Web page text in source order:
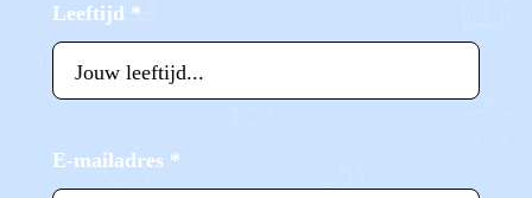
Leeftijd *
E-mailadres *